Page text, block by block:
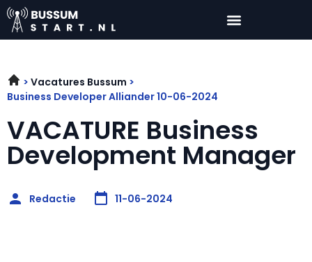
Vacatures Bussum
Business Developer Alliander 10-06-2024
VACATURE Business
Development Manager
Redactie 11-06-2024